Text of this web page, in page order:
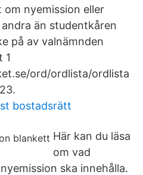
nyemission eller
än studentkåren
på av valnämnden
1
ord/ordlista/ordlista
bostadsrätt
Här kan du läsa
om vad
ska innehålla.